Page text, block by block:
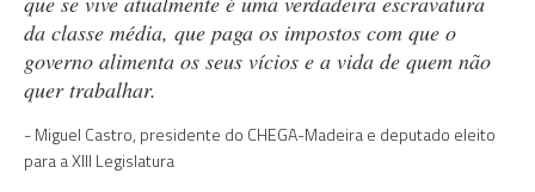
da classe média, que paga os impostos com que o
governo alimenta os seus vícios e a vida de quem não
quer trabalhar.
Miguel Castro, presidente do CHEGA-Madeira e deputado eleito
para a XIII Legislatura